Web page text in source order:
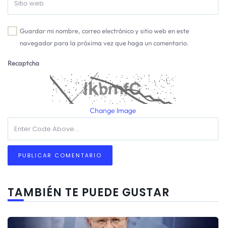
Guardar mi nombre, correo electrónico y sitio web en este
navegador para la próxima vez que haga un comentario.
Recaptcha
Change Image
TAMBIÉN TE PUEDE GUSTAR